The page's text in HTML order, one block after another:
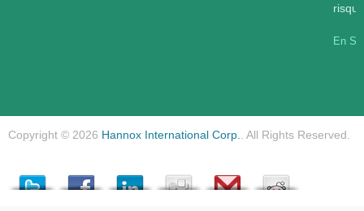
En
Copyright © 2026 Hannox International Corp. . All Rights Reserved.